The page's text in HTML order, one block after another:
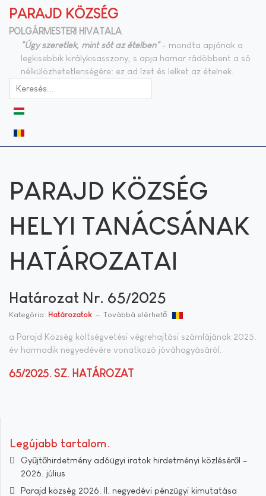
PARAJD KÖZSÉG
POLGÁRMESTERI HIVATALA
"Úgy szeretlek, mint sót az ételben"– mondta apjának a
legkisebbik királykisasszony, s apja hamar rádöbbent a só
nélkülözhetetlenségére: ez ad ízet és lelket az ételnek.
PARAJD KÖZSÉG
HELYI TANÁCSÁNAK
HATÁROZATAI
Határozat Nr. 65/2025
Kategória: Határozatok Továbbá elérhető:
a Parajd Község költségvetési végrehajtási számlájának 2025.
év harmadik negyedévére vonatkozó jóváhagyásáról.
65/2025. SZ. HATÁROZAT
Legújabb tartalom
Gyűjtőhirdetmény adóügyi iratok hirdetményi közléséről –
2026. július
Parajd község 2026. II. negyedévi pénzügyi kimutatása